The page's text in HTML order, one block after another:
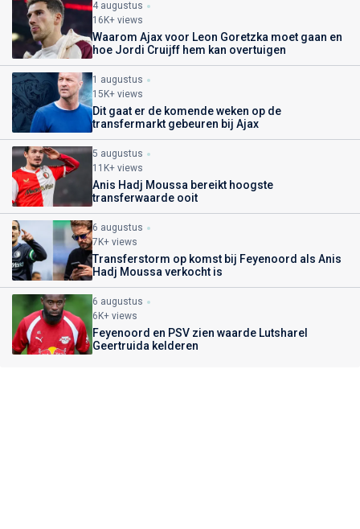
4 augustus
16K+ views
Waarom Ajax voor Leon Goretzka moet gaan en
hoe Jordi Cruijff hem kan overtuigen
1 augustus
15K+ views
Dit gaat er de komende weken op de
transfermarkt gebeuren bij Ajax
5 augustus
11K+ views
Anis Hadj Moussa bereikt hoogste
transferwaarde ooit
6 augustus
7K+ views
Transferstorm op komst bij Feyenoord als Anis
Hadj Moussa verkocht is
6 augustus
6K+ views
Feyenoord en PSV zien waarde Lutsharel
Geertruida kelderen